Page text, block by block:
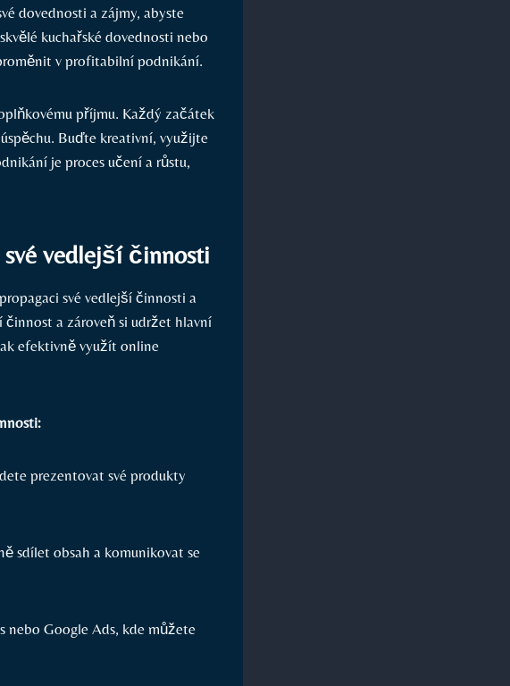
dovednosti a zájmy, abyste
kuchařské dovednosti nebo
v profitabilní podnikání.
příjmu. Každý začátek
Buďte kreativní, využijte
je‍ proces učení a růstu,
vedlejší činnosti
své vedlejší činnosti a
a zároveň si udržet hlavní
efektivně využít‍ online​
prezentovat své produkty
sdílet obsah a komunikovat se
nebo ⁣Google Ads, kde ⁢můžete